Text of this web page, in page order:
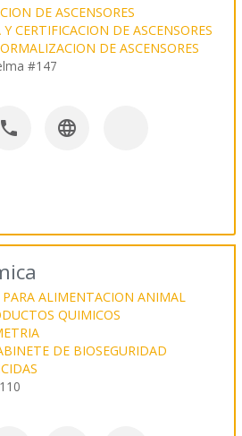
DE ASCENSORES
CERTIFICACION DE ASCENSORES
DE ASCENSORES
#147
 
ALIMENTACION ANIMAL
QUIMICOS
DE BIOSEGURIDAD